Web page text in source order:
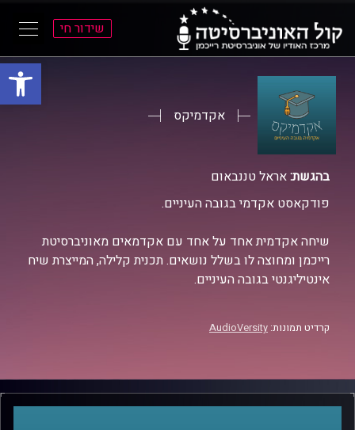
פתח
שידור חי
אקדמיקס
בהגשת:אראל טננבאום
פודקאסט אקדמי בגובה העיניים.
שיחה אקדמית אחד על אחד עם אקדמאים מאוניברסיטת
רייכמן ומחוצה לו בשלל נושאים. תכנית קלילה, המייצרת שיח
אינטיליגנטי בגובה העיניים.
קרדיט תמונות: AudioVersity